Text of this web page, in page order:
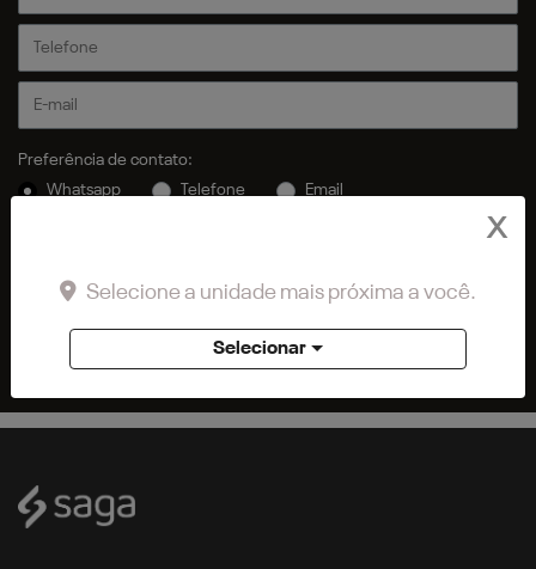
Preferência de contato:
Whatsapp
Telefone Email
X
Selecione a unidade mais próxima a você.
Selecionar